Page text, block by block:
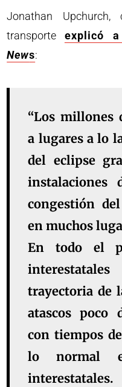
Jonathan
transporte explicó a
News:
“Los millones
a lugares a lo
del eclipse
congestión
en muchos
En todo el
trayectoria de
atascos poco
con tiempos
lo normal